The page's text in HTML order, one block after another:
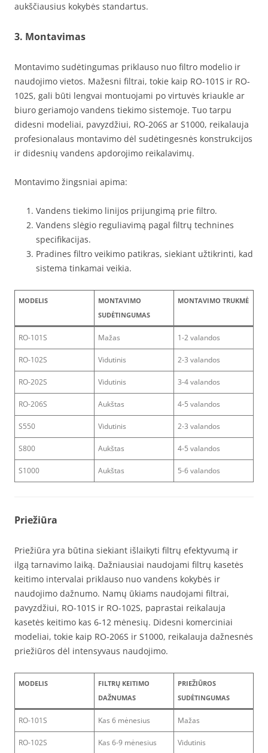
aukščiausius kokybės standartus.
3. Montavimas
Montavimo sudėtingumas priklauso nuo filtro modelio ir
naudojimo vietos. Mažesni filtrai, tokie kaip RO-101S ir RO-
102S, gali būti lengvai montuojami po virtuvės kriaukle ar
biuro geriamojo vandens tiekimo sistemoje. Tuo tarpu
didesni modeliai, pavyzdžiui, RO-206S ar S1000, reikalauja
profesionalaus montavimo dėl sudėtingesnės konstrukcijos
ir didesnių vandens apdorojimo reikalavimų.
Montavimo žingsniai apima:
Vandens tiekimo linijos prijungimą prie filtro.
Vandens slėgio reguliavimą pagal filtrų technines
specifikacijas.
Pradines filtro veikimo patikras, siekiant užtikrinti, kad
sistema tinkamai veikia.
MODELIS
MONTAVIMO
SUDĖTINGUMAS
MONTAVIMO TRUKMĖ
RO-101S Mažas 1-2 valandos
RO-102S Vidutinis 2-3 valandos
RO-202S Vidutinis 3-4 valandos
RO-206S Aukštas 4-5 valandos
S550 Vidutinis 2-3 valandos
S800 Aukštas 4-5 valandos
S1000 Aukštas 5-6 valandos
Priežiūra
Priežiūra yra būtina siekiant išlaikyti filtrų efektyvumą ir
ilgą tarnavimo laiką. Dažniausiai naudojami filtrų kasetės
keitimo intervalai priklauso nuo vandens kokybės ir
naudojimo dažnumo. Namų ūkiams naudojami filtrai,
pavyzdžiui, RO-101S ir RO-102S, paprastai reikalauja
kasetės keitimo kas 6-12 mėnesių. Didesni komerciniai
modeliai, tokie kaip RO-206S ir S1000, reikalauja dažnesnės
priežiūros dėl intensyvaus naudojimo.
MODELIS
FILTRŲ KEITIMO
DAŽNUMAS
PRIEŽIŪROS
SUDĖTINGUMAS
RO-101S Kas 6 mėnesius Mažas
RO-102S Kas 6-9 mėnesius Vidutinis